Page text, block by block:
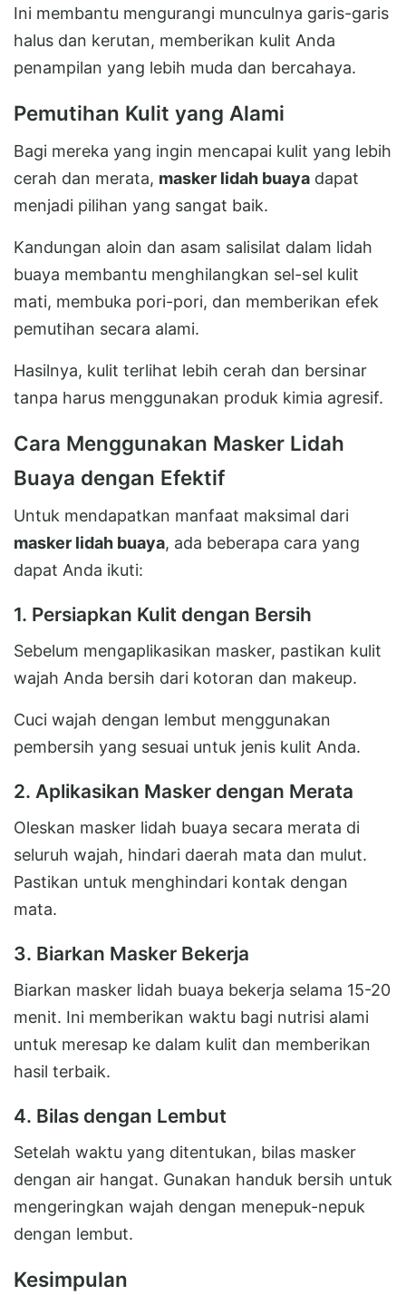
Ini membantu mengurangi munculnya garis-garis
halus dan kerutan, memberikan kulit Anda
penampilan yang lebih muda dan bercahaya.
Pemutihan Kulit yang Alami
Bagi mereka yang ingin mencapai kulit yang lebih
cerah dan merata, masker lidah buaya dapat
menjadi pilihan yang sangat baik.
Kandungan aloin dan asam salisilat dalam lidah
buaya membantu menghilangkan sel-sel kulit
mati, membuka pori-pori, dan memberikan efek
pemutihan secara alami.
Hasilnya, kulit terlihat lebih cerah dan bersinar
tanpa harus menggunakan produk kimia agresif.
Cara Menggunakan Masker Lidah
Buaya dengan Efektif
Untuk mendapatkan manfaat maksimal dari
masker lidah buaya, ada beberapa cara yang
dapat Anda ikuti:
1. Persiapkan Kulit dengan Bersih
Sebelum mengaplikasikan masker, pastikan kulit
wajah Anda bersih dari kotoran dan makeup.
Cuci wajah dengan lembut menggunakan
pembersih yang sesuai untuk jenis kulit Anda.
2. Aplikasikan Masker dengan Merata
Oleskan masker lidah buaya secara merata di
seluruh wajah, hindari daerah mata dan mulut.
Pastikan untuk menghindari kontak dengan
mata.
3. Biarkan Masker Bekerja
Biarkan masker lidah buaya bekerja selama 15-20
menit. Ini memberikan waktu bagi nutrisi alami
untuk meresap ke dalam kulit dan memberikan
hasil terbaik.
4. Bilas dengan Lembut
Setelah waktu yang ditentukan, bilas masker
dengan air hangat. Gunakan handuk bersih untuk
mengeringkan wajah dengan menepuk-nepuk
dengan lembut.
Kesimpulan